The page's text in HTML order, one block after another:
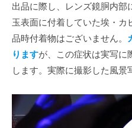
出品に際し、レンズ鏡胴内部
玉表面に付着していた埃・カ
品時付着物はございません。
りますが、この症状は実写に
します。実際に撮影した風景